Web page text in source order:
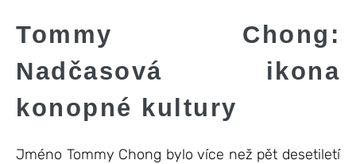
Tommy Chong:
Nadčasová ikona
konopné kultury
Jméno Tommy Chong bylo více než pět desetiletí